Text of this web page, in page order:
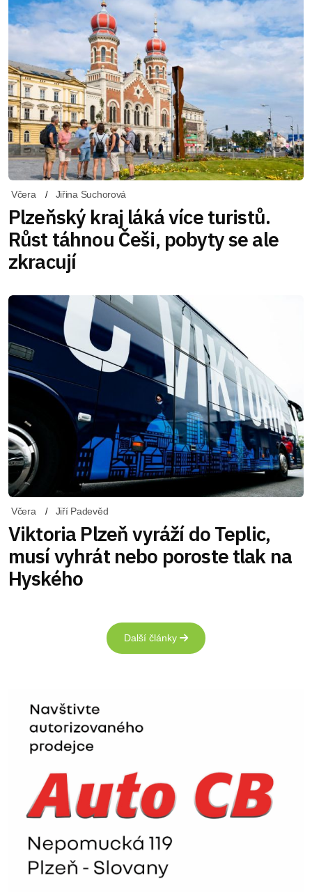
Včera Jiřina Suchorová
Plzeňský kraj láká více turistů.
Růst táhnou Češi, pobyty se ale
zkracují
Včera Jiří Padevěd
Viktoria Plzeň vyráží do Teplic,
musí vyhrát nebo poroste tlak na
Hyského
Další články